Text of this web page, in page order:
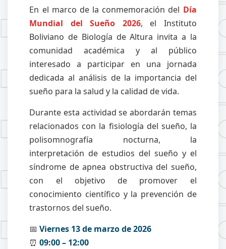
En el marco de la conmemoración del Día
Mundial del Sueño 2026, el Instituto
Boliviano de Biología de Altura invita a la
comunidad académica y al público
interesado a participar en una jornada
dedicada al análisis de la importancia del
sueño para la salud y la calidad de vida.
Durante esta actividad se abordarán temas
relacionados con la fisiología del sueño, la
polisomnografía nocturna, la
interpretación de estudios del sueño y el
síndrome de apnea obstructiva del sueño,
con el objetivo de promover el
conocimiento científico y la prevención de
trastornos del sueño.
📅Viernes 13 de marzo de 2026
⏰09:00 – 12:00